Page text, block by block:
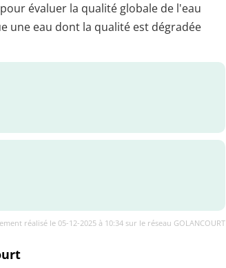
évaluer la qualité globale de l'eau
une eau dont la qualité est dégradée
réalisé le 05-12-2025 à 10:34 sur le réseau GOLANCOURT